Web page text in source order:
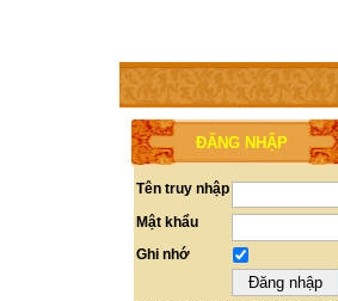
TRANG CHỦ THÀNH VIÊN
ĐĂNG NHẬP
Tên truy nhập
Mật khẩu
Ghi nhớ